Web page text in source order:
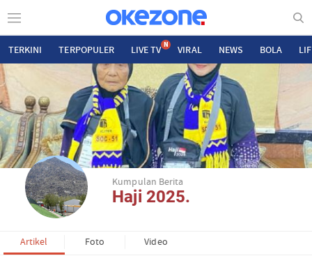
TERKINI TERPOPULER LIVE TV N VIRAL NEWS BOLA
Kumpulan Berita
Haji 2025.
Artikel Foto Video